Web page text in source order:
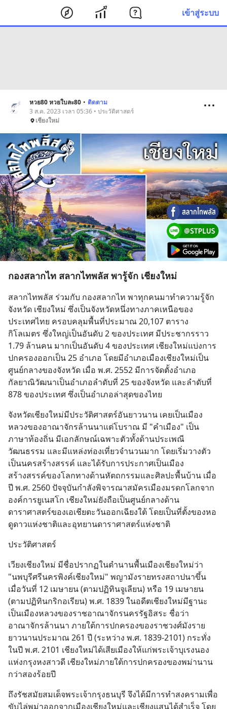
เข้าสู่ระบบ
หวย80 หวยใบละ80 • ติดตาม
3 ส.ค. 2023 เวลา 05:36 • ประวัติศาสตร์
เชียงใหม่
กองสลากไท สลากไทพลัส พารู้จัก เชียงใหม่
สลากไทพลัส ร่วมกับ กองสลากไท พาทุกคนมาทำความรู้จัก
จังหวัด เชียงใหม่ ซึ่งเป็นจังหวัดหนึ่งทางภาคเหนือของ
ประเทศไทย ครอบคลุมพื้นที่ประมาณ 20,107 ตาราง
กิโลเมตร ซึ่งใหญ่เป็นอันดับ 2 ของประเทศ มีประชากรราว
1.79 ล้านคน มากเป็นอันดับ 4 ของประเทศ เชียงใหม่แบ่งการ
ปกครองออกเป็น 25 อำเภอ โดยมีอำเภอเมืองเชียงใหม่เป็น
ศูนย์กลางของจังหวัด เมื่อ พ.ศ. 2552 มีการจัดตั้งอำเภอ
กัลยาณิวัฒนาเป็นอำเภอลำดับที่ 25 ของจังหวัด และลำดับที่
878 ของประเทศ ซึ่งเป็นอำเภอล่าสุดของไทย
จังหวัดเชียงใหม่มีประวัติศาสตร์อันยาวนาน เคยเป็นเมือง
หลวงของอาณาจักรล้านนาแต่โบราณ มี "คำเมือง" เป็น
ภาษาท้องถิ่น มีเอกลักษณ์เฉพาะตัวทั้งด้านประเพณี
วัฒนธรรม และมีแหล่งท่องเที่ยวจำนวนมาก โดยเริ่มวางตัว
เป็นนครสร้างสรรค์ และได้รับการประกาศเป็นเมือง
สร้างสรรค์ของโลกทางด้านหัตถกรรมและศิลปะพื้นบ้าน เมื่อ
ปี พ.ศ. 2560 ปัจจุบันกำลังพิจารณาสมัครเมืองมรดกโลกจาก
องค์การยูเนสโก เชียงใหม่ยังถือเป็นศูนย์กลางด้าน
ดาราศาสตร์ของเอเชียตะวันออกเฉียงใต้ โดยเป็นที่ตั้งของหอ
ดูดาวแห่งชาติและอุทยานดาราศาสตร์แห่งชาติ
ประวัติศาสตร์
เวียงเชียงใหม่ มีชื่อปรากฏในตำนานพื้นเมืองเชียงใหม่ว่า
"นพบุรีศรีนครพิงค์เชียงใหม่" พญามังรายทรงสถาปนาขึ้น
เมื่อวันที่ 12 เมษายน (ตามปฏิทินจูเลียน) หรือ 19 เมษายน
(ตามปฏิทินกริกอเรียน) พ.ศ. 1839 ในอดีตเชียงใหม่มีฐานะ
เป็นเมืองหลวงของราชอาณาจักรนครรัฐอิสระ ชื่อว่า
อาณาจักรล้านนา ภายใต้การปกครองของราชวงศ์มังราย
ยาวนานประมาณ 261 ปี (ระหว่าง พ.ศ. 1839-2101) กระทั่ง
ในปี พ.ศ. 2101 เชียงใหม่ได้เสียเมืองให้แก่พระเจ้าบุเรงนอง
แห่งกรุงหงสาวดี เชียงใหม่ภายใต้การปกครองของพม่านาน
กว่าสองร้อยปี
ถึงรัชสมัยสมเด็จพระเจ้ากรุงธนบุรี จึงได้มีการทำสงครามเพื่อ
ขับไล่พม่าออกจากเมืองเชียงใหม่และเชียงแสนได้สำเร็จ โดย